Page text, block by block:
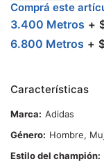
Comprá este
3.400 Metros
6.800 Metros
Características
Marca
Adidas
Género
Hombre,
Estilo del champión